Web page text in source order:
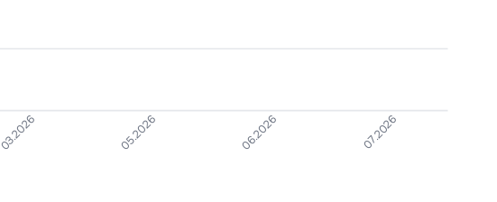
03.2026 05.2026 06.2026 07.2026